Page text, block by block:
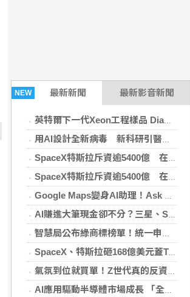
NEW 最新新聞 最新影音新聞
英特爾下一代Xeon工程樣品 Diamond Rapids搭32核心、240MB L3快取
用AI設計全新病毒 新科研引醫療契機與風險雙面刃
SpaceX特斯拉斥資逾5400億 在德州合作建AI晶片廠
SpaceX特斯拉斥資逾5400億 在德州合作建AI晶片廠
Google Maps變身AI助理！Ask Maps可訂餐、找飯店 還能記住對話
AI賺進大筆現金卻不分？三星、SK海力士股東施壓擴大股利與庫藏股
智慧局公布綠商標榜單！統一申請量蟬聯寶座 本土產業覺醒實力強
SpaceX、特斯拉砸168億美元蓋Terafab 德州打造AI晶片超級工廠
氣氛到位就買單！Z世代真的反資本主義？
AI應用驅動半導體市場成長 「全智科技」擴大測試服務產能